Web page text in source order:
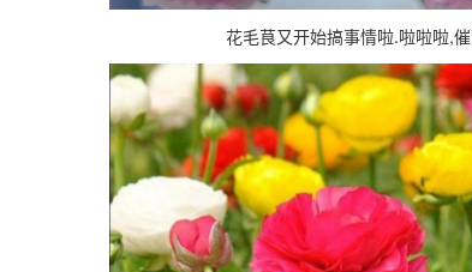
花毛茛又开始搞事情啦.啦啦啦,